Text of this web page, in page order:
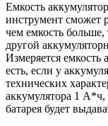
Емкость
инструмент сможет
чем емкость
другой
Измеряется
есть, если у
технических
аккумулятора 1 А*ч,
батарея будет